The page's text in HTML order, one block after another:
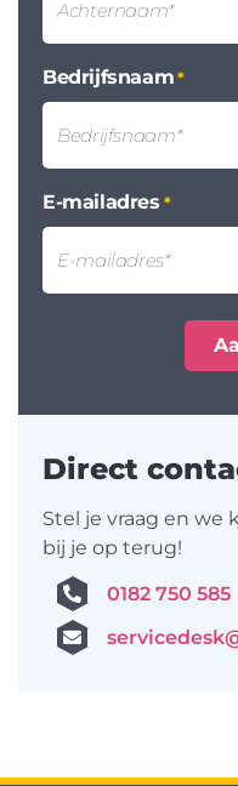
Bedrijfsnaam *
E-mailadres *
Direct
Stel je vraag en we
bij je op terug!
0182 750 585